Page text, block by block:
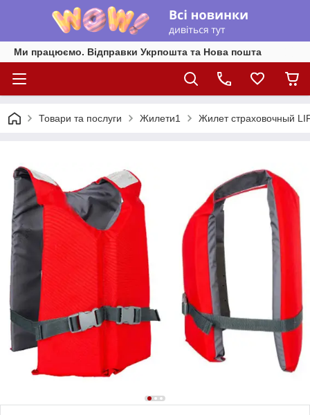
Ми працюємо. Відправки Укрпошта та Нова пошта
Товари та послуги Жилети1 Жилет страховочный